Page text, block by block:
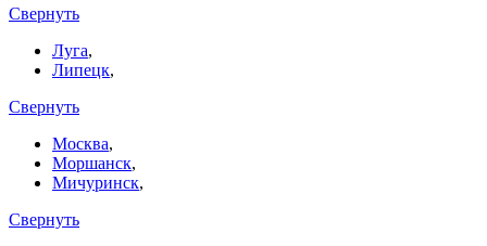
Свернуть
Луга,
Липецк,
Свернуть
Москва,
Моршанск,
Мичуринск,
Свернуть